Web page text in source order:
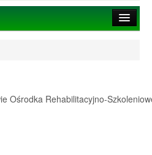
Ośrodka Rehabilitacyjno-